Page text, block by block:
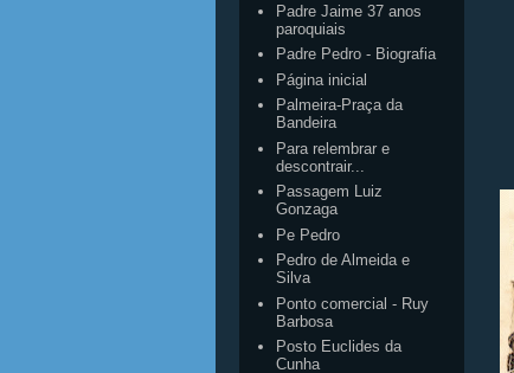
Padre Jaime 37 anos
paroquiais
Padre Pedro - Biografia
Página inicial
Palmeira-Praça da
Bandeira
Para relembrar e
descontrair...
Passagem Luiz
Gonzaga
Pe Pedro
Pedro de Almeida e
Silva
Ponto comercial - Ruy
Barbosa
Posto Euclides da
Cunha